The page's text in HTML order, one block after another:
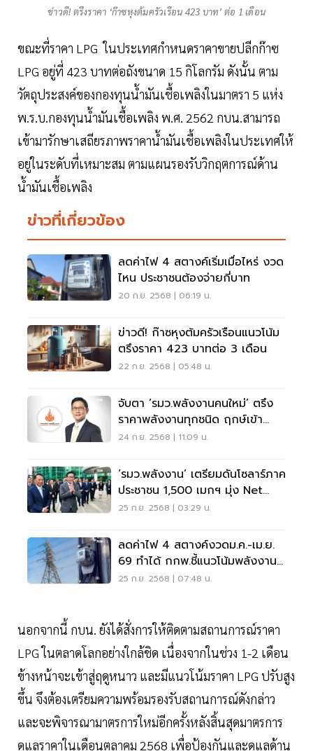
ข่าวดี! ตรึงราคา ‘ก๊าซหุงต้มครัวเรือน 423 บาท’ ต่อ 1 เดือน
ขณะที่ราคา LPG ในประเทศกำหนดราคาขายปลีกก๊าซ
LPG อยู่ที่ 423 บาทต่อถังขนาด 15 กิโลกรัม ดังนั้น ตาม
วัตถุประสงค์ของกองทุนน้ำมันเชื้อเพลิงในมาตรา 5 แห่ง
พ.ร.บ.กองทุนน้ำมันเชื้อเพลิง พ.ศ. 2562 กบน.สามารถ
เข้ามารักษาเสถียรภาพราคาน้ำมันเชื้อเพลิงในประเทศให้
อยู่ในระดับที่เหมาะสม ตามแผนรองรับวิกฤตการณ์ด้าน
น้ำมันเชื้อเพลิง
ข่าวที่เกี่ยวข้อง
ลดค่าไฟ 4 สตางค์เริ่มเมื่อไหร่ งวด
ไหน ประชาชนต้องจ่ายกี่บาท
20 ก.ย. 2568 | 06:19 น.
ข่าวดี! ก๊าซหุงต้มครัวเรือนแนวโน้ม
ตรึงราคา 423 บาทต่อ 3 เดือน
22 ก.ย. 2568 | 05:48 น.
จับตา ‘รมว.พลังงานคนใหม่’ ตรึง
ราคาพลังงานทุกชนิด ฤกษ์เข้า
กระทรวงพรุ่งนี้
24 ก.ย. 2568 | 11:09 น.
‘รมว.พลังงาน’ เตรียมดันโซลาร์ภาค
ประชาชน 1,500 เมกฯ มุ่ง Net
Zero
25 ก.ย. 2568 | 03:29 น.
ลดค่าไฟ 4 สตางค์งวดม.ค.-เม.ย.
69 ทำได้ กกพ.ชี้แนวโน้มพลังงาน
โลกลง
25 ก.ย. 2568 | 07:48 น.
นอกจากนี้ กบน. ยังได้สั่งการให้ติดตามสถานการณ์ราคา
LPG ในตลาดโลกอย่างใกล้ชิด เนื่องจากในช่วง 1-2 เดือน
ข้างหน้าจะเข้าสู่ฤดูหนาว และมีแนวโน้มราคา LPG ปรับสูง
ขึ้น จึงต้องเตรียมความพร้อมรองรับสถานการณ์ดังกล่าว
และจะพิจารณามาตรการใหม่อีกครั้งหลังสิ้นสุดมาตรการ
ดูแลราคาในเดือนตุลาคม 2568 เพื่อป้องกันและดูแลด้าน